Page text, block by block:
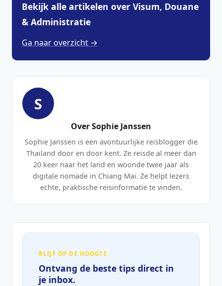
Bekijk alle artikelen over Visum, Douane
& Administratie
Ga naar overzicht →
S
Over Sophie Janssen
Sophie Janssen is een avontuurlijke reisblogger die
Thailand door en door kent. Ze reisde al meer dan
20 keer naar het land en woonde twee jaar als
digitale nomade in Chiang Mai. Ze helpt lezers
echte, praktische reisinformatie te vinden.
BLIJF OP DE HOOGTE
Ontvang de beste tips direct in
je inbox.